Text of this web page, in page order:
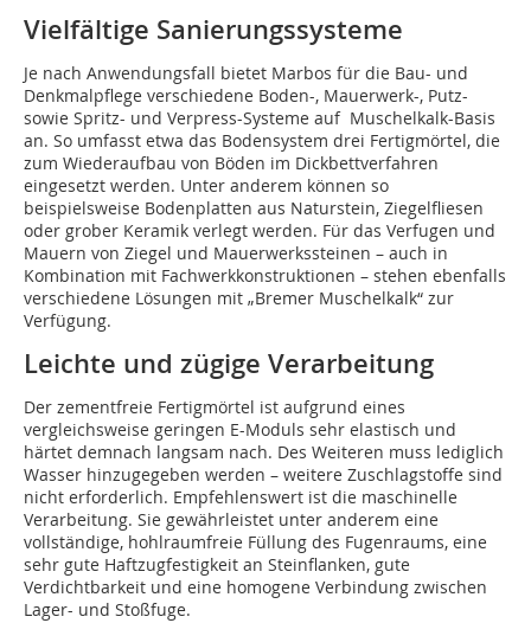
Vielfältige Sanierungssysteme
Je nach Anwendungsfall bietet Marbos für die Bau- und
Denkmalpflege verschiedene Boden-, Mauerwerk-, Putz-
sowie Spritz- und Verpress-Systeme auf Muschelkalk-Basis
an. So umfasst etwa das Bodensystem drei Fertigmörtel, die
zum Wiederaufbau von Böden im Dickbettverfahren
eingesetzt werden. Unter anderem können so
beispielsweise Bodenplatten aus Naturstein, Ziegelfliesen
oder grober Keramik verlegt werden. Für das Verfugen und
Mauern von Ziegel und Mauerwerkssteinen – auch in
Kombination mit Fachwerkkonstruktionen – stehen ebenfalls
verschiedene Lösungen mit „Bremer Muschelkalk“ zur
Verfügung.
Leichte und zügige Verarbeitung
Der zementfreie Fertigmörtel ist aufgrund eines
vergleichsweise geringen E-Moduls sehr elastisch und
härtet demnach langsam nach. Des Weiteren muss lediglich
Wasser hinzugegeben werden – weitere Zuschlagstoffe sind
nicht erforderlich. Empfehlenswert ist die maschinelle
Verarbeitung. Sie gewährleistet unter anderem eine
vollständige, hohlraumfreie Füllung des Fugenraums, eine
sehr gute Haftzugfestigkeit an Steinflanken, gute
Verdichtbarkeit und eine homogene Verbindung zwischen
Lager- und Stoßfuge.